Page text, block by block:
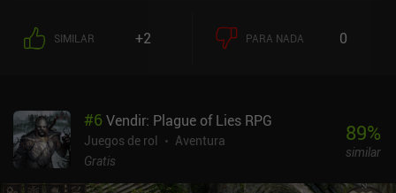
SIMILAR +2 PARA NADA 0
#6Vendir: Plague of Lies RPG
Juegos de rol
Aventura
Gratis
89%
similar